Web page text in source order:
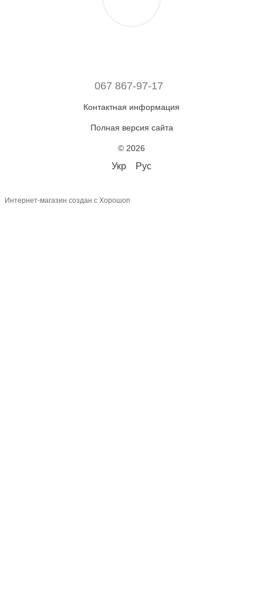
067 867-97-17
Контактная информация
Полная версия сайта
© 2026
Укр Рус
Интернет-магазин создан с Хорошоп